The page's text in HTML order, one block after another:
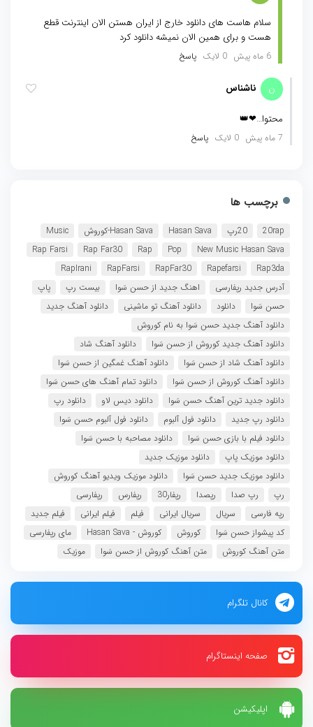
اپلیکیشن
سلام هاست های دانلود خارج از ایران هستن الان اینترنت قطع
هست و برای همین الان نمیشه دانلود کرد
6 ماه پیش 0 لایک پاسخ
ن ناشناس
محتوا…❤👑
7 ماه پیش 0 لایک پاسخ
برچسب ها
20rap 20رپ Hasan Sava Hasan Sava-کوروش
Music
New Music Hasan Sava
Pop
Rap
Rap Far30
Rap Farsi
Rap3da
Rapefarsi
RapFar30
RapFarsi
RapIrani
آدرس جدید رپفارسی
اهنگ جدید از حسن سَوا بیست رپ
پاپ
حسن سَوا
دانلود دانلود آهنگ تو ماشینی
دانلود آهنگ جدید
دانلود آهنگ جدید حسن سَوا به نام کوروش
دانلود آهنگ جدید کوروش از حسن سَوا
دانلود آهنگ شاد
دانلود آهنگ شاد از حسن سَوا
دانلود آهنگ غمگین از حسن سَوا
دانلود آهنگ کوروش از حسن سَوا
دانلود تمام آهنگ های حسن سَوا
دانلود جدید ترین آهنگ حسن سَوا
دانلود دیس لاو
دانلود رپ
دانلود رپ جدید
دانلود فول آلبوم
دانلود فول آلبوم حسن سَوا
دانلود فیلم با بازی حسن سَوا
دانلود مصاحبه با حسن سَوا
دانلود موزیک پاپ
دانلود موزیک جدید
دانلود موزیک جدید حسن سَوا
دانلود موزیک ویدیو آهنگ کوروش
رپ
رپ صدا رپصدا رپفار30 رپفارس
رپفارسی
رپه فارسی
سریال سریال ایرانی فیلم فیلم ایرانی
فیلم جدید
کد پیشواز حسن سَوا
کوروش کوروش - Hasan Sava
مای رپفارسی
متن آهنگ کوروش
متن آهنگ کوروش از حسن سَوا موزیک
کانال تلگرام
صفحه اینستاگرام